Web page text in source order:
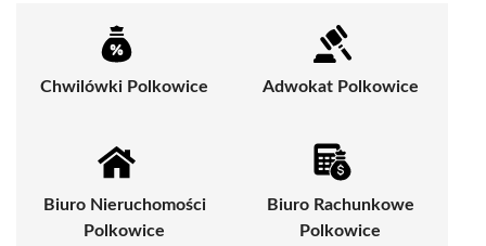
Chwilówki Polkowice Adwokat Polkowice
Biuro Nieruchomości
Polkowice
Biuro Rachunkowe
Polkowice